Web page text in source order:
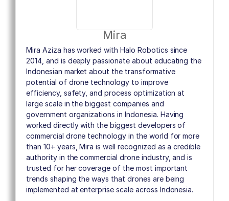
Mira
Mira Aziza has worked with Halo Robotics since
2014, and is deeply passionate about educating the
Indonesian market about the transformative
potential of drone technology to improve
efficiency, safety, and process optimization at
large scale in the biggest companies and
government organizations in Indonesia. Having
worked directly with the biggest developers of
commercial drone technology in the world for more
than 10+ years, Mira is well recognized as a credible
authority in the commercial drone industry, and is
trusted for her coverage of the most important
trends shaping the ways that drones are being
implemented at enterprise scale across Indonesia.